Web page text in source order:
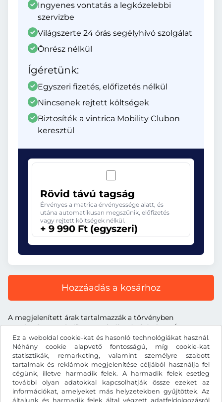
Ez a weboldal cookie-kat és hasonló technológiákat használ.
Néhány cookie alapvető fontosságú, míg cookie-kat
statisztikák, remarketing, valamint személyre szabott
tartalmak és reklámok megjelenítése céljából használja fel
cégünk, illetve harmadik felek. A harmadik felek esetleg
további olyan adatokkal kapcsolhatják össze ezeket az
információkat, amelyeket más helyzetekben gyűjtöttek. Az
általunk és harmadik felek által végzett adatfeldolgozásról
Ingyenes vontatás a legközelebbi
szervizbe
Világszerte 24 órás segélyhívó szolgálat
Önrész nélkül
Ígéretünk:
Egyszeri fizetés, előfizetés nélkül
Nincsenek rejtett költségek
Biztosíték a vintrica Mobility Clubon
keresztül
Rövid távú tagság
Érvényes a matrica érvényessége alatt, és
utána automatikusan megszűnik, előfizetés
vagy rejtett költségek nélkül.
+ 9 990 Ft (egyszeri)
Hozzáadás a kosárhoz
A megjelenített árak tartalmazzák a törvényben
meghatározott útdíjat, a szolgáltatás árát és az ÁFA-t.
FtHUF